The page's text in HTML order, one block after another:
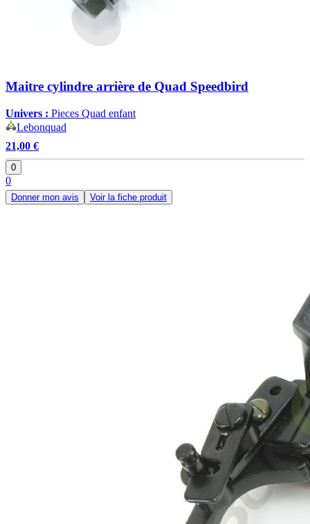
Maitre cylindre arrière de Quad Speedbird
Univers : Pieces Quad enfant
Lebonquad
21,00 €
0
0
Donner mon avis Voir la fiche produit